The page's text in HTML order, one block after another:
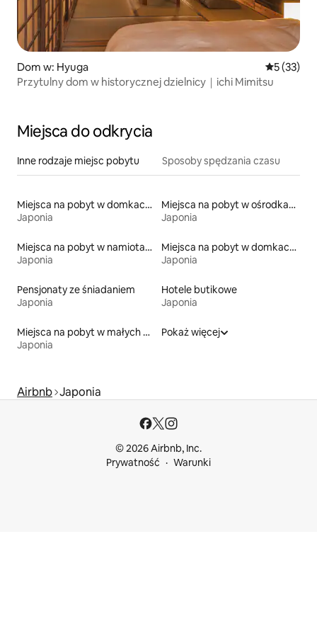
Dom w: Hyuga Średnia
5 (33)
Przytulny dom w historycznej dzielnicy｜ichi Mimitsu
Miejsca do odkrycia
Inne rodzaje miejsc pobytu Sposoby spędzania czasu
Miejsca na pobyt w domkach ekologicznych na łonie przyrody
Japonia
Miejsca na pobyt w ośrodkach wypoczynkowych
Japonia
Miejsca na pobyt w namiotach
Japonia
Miejsca na pobyt w domkach na drzewie
Japonia
Pensjonaty ze śniadaniem
Japonia
Hotele butikowe
Japonia
Miejsca na pobyt w małych domkach
Japonia
Pokaż więcej
Airbnb Japonia
© 2026 Airbnb, Inc.
Prywatność
Warunki